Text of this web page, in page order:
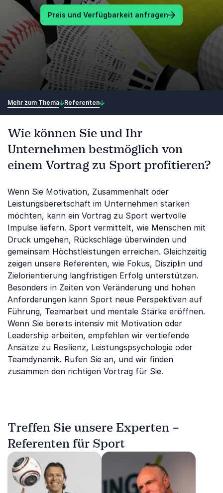
Preis und Verfügbarkeit anfragen
Mehr zum Thema Referenten
Wie können Sie und Ihr
Unternehmen bestmöglich von
einem Vortrag zu Sport profitieren?
Wenn Sie Motivation, Zusammenhalt oder
Leistungsbereitschaft im Unternehmen stärken
möchten, kann ein Vortrag zu Sport wertvolle
Impulse liefern. Sport vermittelt, wie Menschen mit
Druck umgehen, Rückschläge überwinden und
gemeinsam Höchstleistungen erreichen. Gleichzeitig
zeigen unsere Referenten, wie Fokus, Disziplin und
Zielorientierung langfristigen Erfolg unterstützen.
Besonders in Zeiten von Veränderung und hohen
Anforderungen kann Sport neue Perspektiven auf
Führung, Teamarbeit und mentale Stärke eröffnen.
Wenn Sie bereits intensiv mit Motivation oder
Leadership arbeiten, empfehlen wir vertiefende
Ansätze zu Resilienz, Leistungspsychologie oder
Teamdynamik. Rufen Sie an, und wir finden
zusammen den richtigen Vortrag für Sie.
Treffen Sie unsere Experten –
Referenten für Sport